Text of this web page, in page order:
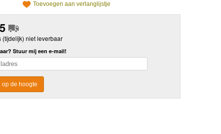
Toevoegen aan verlanglijstje
(tijdelijk) niet leverbaar
Stuur mij een e-mail!
op de hoogte